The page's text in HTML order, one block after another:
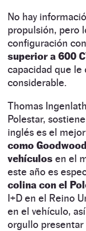
No hay
propulsión, pero
configuración con
superior a 600
capacidad que le
considerable.
Thomas
Polestar,
inglés es el
como
vehículos en el
este año es
colina con el
I+D en el Reino
en el vehículo,
orgullo presentar